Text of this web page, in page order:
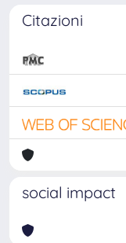
Citazioni
social impact